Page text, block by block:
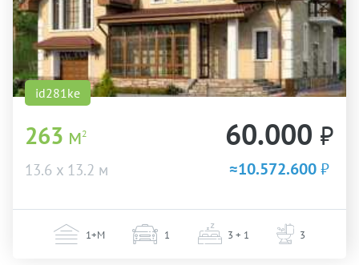
id281ke
263 м2
13.6 х 13.2 м
60.000 ₽
≈10.572.600₽
1+М 1 3 + 1 3